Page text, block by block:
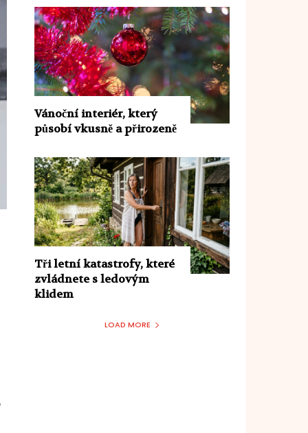
Vánoční interiér, který
působí vkusně a přirozeně
Tři letní katastrofy, které
zvládnete s ledovým
klidem
LOAD MORE